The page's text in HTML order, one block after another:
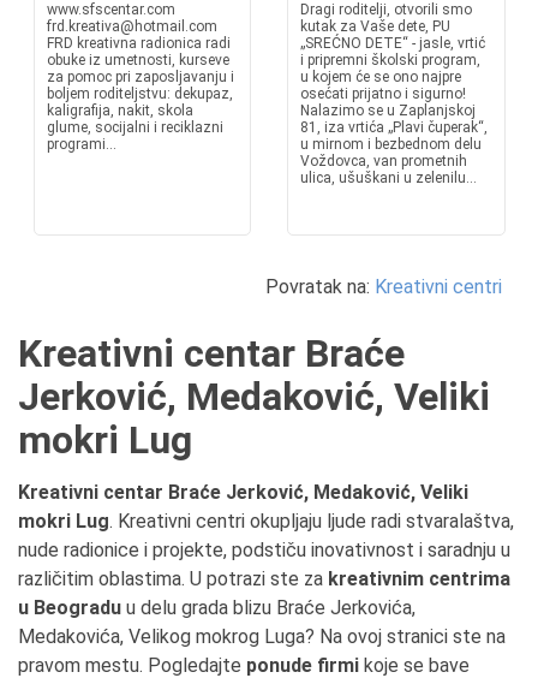
www.sfscentar.com
frd.kreativa@hotmail.com
FRD kreativna radionica radi
obuke iz umetnosti, kurseve
za pomoc pri zaposljavanju i
boljem roditeljstvu: dekupaz,
kaligrafija, nakit, skola
glume, socijalni i reciklazni
programi...
Dragi roditelji, otvorili smo
kutak za Vaše dete, PU
„SREĆNO DETE“ - jasle, vrtić
i pripremni školski program,
u kojem će se ono najpre
osećati prijatno i sigurno!
Nalazimo se u Zaplanjskoj
81, iza vrtića „Plavi čuperak“,
u mirnom i bezbednom delu
Voždovca, van prometnih
ulica, ušuškani u zelenilu...
Povratak na: Kreativni centri
Kreativni centar Braće
Jerković, Medaković, Veliki
mokri Lug
Kreativni centar Braće Jerković, Medaković, Veliki
mokri Lug. Kreativni centri okupljaju ljude radi stvaralaštva,
nude radionice i projekte, podstiču inovativnost i saradnju u
različitim oblastima. U potrazi ste za kreativnim centrima
u Beogradu u delu grada blizu Braće Jerkovića,
Medakovića, Velikog mokrog Luga? Na ovoj stranici ste na
pravom mestu. Pogledajte ponude firmi koje se bave